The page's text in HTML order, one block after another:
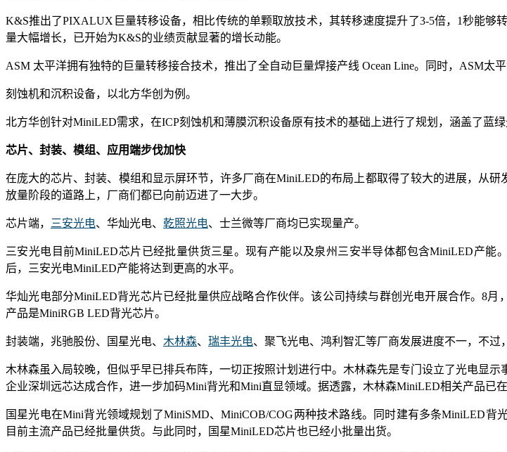
K&S推出了PIXALUX巨量转移设备，相比传统的单颗取放技术，其转移速度提升了3-5倍，1秒能
量大幅增长，已开始为K&S的业绩贡献显著的增长动能。
ASM 太平洋拥有独特的巨量转移接合技术，推出了全自动巨量焊接产线 Ocean Line。同时，ASM太
刻蚀机和沉积设备，以北方华创为例。
北方华创针对MiniLED需求，在ICP刻蚀机和薄膜沉积设备原有技术的基础上进行了规划，涵盖了蓝绿
芯片、封装、模组、应用端步伐加快
在庞大的芯片、封装、模组和显示屏环节，许多厂商在MiniLED的布局上都取得了较大的进展，从
放量阶段的道路上，厂商们都已向前迈进了一大步。
芯片端， 三安光电、华灿光电、 乾照光电、士兰微等厂商均已实现量产。
三安光电目前MiniLED芯片已经批量供货三星。现有产能以及泉州三安半导体都包含MiniLED产
后，三安光电MiniLED产能将达到更高的水平。
华灿光电部分MiniLED背光芯片已经批量供应战略合作伙伴。该公司持续与群创光电开展合作。8
产品是MiniRGB LED背光芯片。
封装端，兆驰股份、国星光电、 木林森、 瑞丰光电、聚飞光电、鸿利智汇等厂商发展进度不一，不过
木林森虽入局较晚，但似乎早已排兵布阵，一切正按照计划进行中。木林森先是专门设立了光电显
企业深圳远芯达成合作，进一步加码Mini背光和Mini直显领域。据透露，木林森MiniLED相关产品已在
国星光电在Mini背光领域规划了MiniSMD、MiniCOB/COG两种技术路线。同时建有多条MiniLED
目前主流产品已经批量供货。与此同时，国星MiniLED芯片也已经小批量出货。